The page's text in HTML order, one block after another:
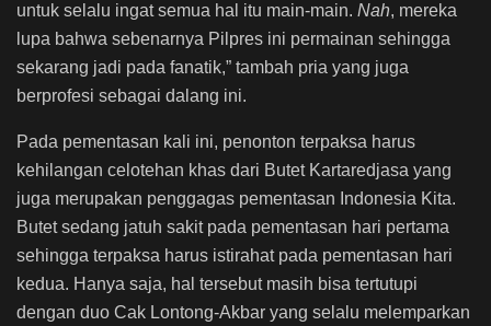
untuk selalu ingat semua hal itu main-main. Nah, mereka
lupa bahwa sebenarnya Pilpres ini permainan sehingga
sekarang jadi pada fanatik,” tambah pria yang juga
berprofesi sebagai dalang ini.
Pada pementasan kali ini, penonton terpaksa harus
kehilangan celotehan khas dari Butet Kartaredjasa yang
juga merupakan penggagas pementasan Indonesia Kita.
Butet sedang jatuh sakit pada pementasan hari pertama
sehingga terpaksa harus istirahat pada pementasan hari
kedua. Hanya saja, hal tersebut masih bisa tertutupi
dengan duo Cak Lontong-Akbar yang selalu melemparkan